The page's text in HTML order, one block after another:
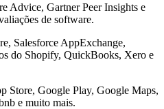
Advice, Gartner Peer Insights e
de software.
Salesforce AppExchange,
do Shopify, QuickBooks, Xero e
Store, Google Play, Google Maps,
e muito mais.